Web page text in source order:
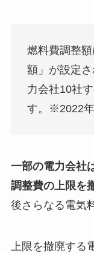
燃料費調整
額」が設定
力会社10社
す。※2022
一部の電力会社
調整費の上限を
後さらなる電気
上限を撤廃する